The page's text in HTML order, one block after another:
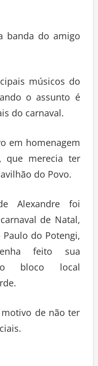
banda do amigo
músicos do
o assunto é
do carnaval.
em homenagem
que merecia ter
do Povo.
Alexandre foi
de Natal,
do Potengi,
feito sua
bloco local
de não ter